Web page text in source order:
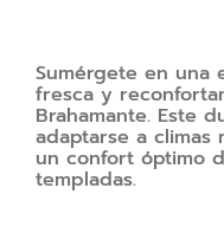
Sumérgete en una
fresca y
Brahamante. Este
adaptarse a climas
un confort óptimo
templadas.